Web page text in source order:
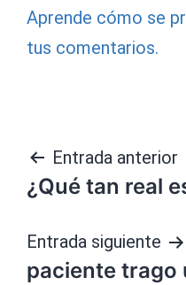
Aprende cómo se
tus comentarios.
Navegación
de
entradas
Entrada anterior
¿Qué tan real
Entrada siguiente
paciente trago